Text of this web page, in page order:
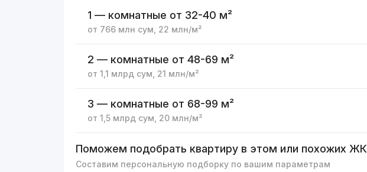
1 — комнатные от 32-40 м²
от 766 млн сум 22 млн/м²
2 — комнатные от 48-69 м²
от1,1 млрд сум 21 млн/м²
3 — комнатные от 68-99 м²
от1,5 млрд сум 20 млн/м²
Поможем подобрать квартиру в этом или похожих ЖК
Составим персональную подборку по вашим параметрам